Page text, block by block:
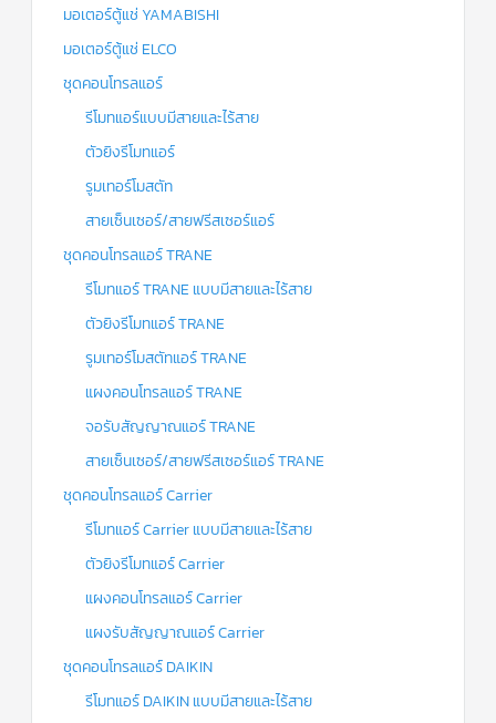
มอเตอร์ตู้แช่ YAMABISHI
มอเตอร์ตู้แช่ ELCO
ชุดคอนโทรลแอร์
รีโมทแอร์แบบมีสายและไร้สาย
ตัวยิงรีโมทแอร์
รูมเทอร์โมสตัท
สายเซ็นเซอร์/สายฟรีสเซอร์แอร์
ชุดคอนโทรลแอร์ TRANE
รีโมทแอร์ TRANE แบบมีสายและไร้สาย
ตัวยิงรีโมทแอร์ TRANE
รูมเทอร์โมสตัทแอร์ TRANE
แผงคอนโทรลแอร์ TRANE
จอรับสัญญาณแอร์ TRANE
สายเซ็นเซอร์/สายฟรีสเซอร์แอร์ TRANE
ชุดคอนโทรลแอร์ Carrier
รีโมทแอร์ Carrier แบบมีสายและไร้สาย
ตัวยิงรีโมทแอร์ Carrier
แผงคอนโทรลแอร์ Carrier
แผงรับสัญญาณแอร์ Carrier
ชุดคอนโทรลแอร์ DAIKIN
รีโมทแอร์ DAIKIN แบบมีสายและไร้สาย